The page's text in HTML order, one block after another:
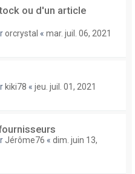
ou d'un article
orcrystal « mar. juil. 06, 2021
kiki78 « jeu. juil. 01, 2021
Jérôme76 « dim. juin 13,